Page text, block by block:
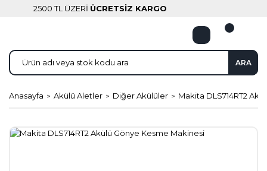
2500 TL ÜZERİ ÜCRETSİZ KARGO
ARA
Anasayfa Akülü Aletler Diğer Akülüler Makita DLS714RT2